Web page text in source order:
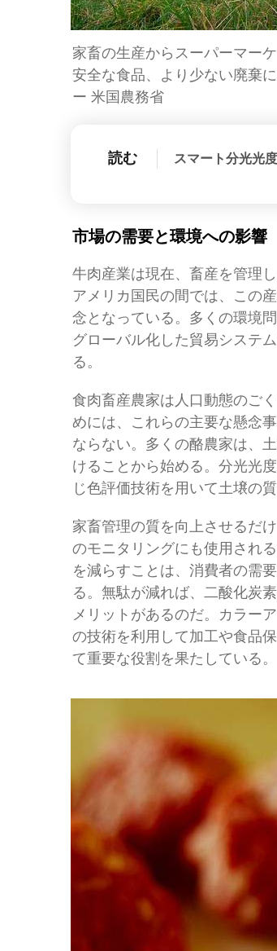
家畜の生産からスーパーマー
安全な食品、より少ない廃棄
ー 米国農務省
読む スマート分光光
市場の需要と環境への影響
牛肉産業は現在、畜産を管理
アメリカ国民の間では、この
念となっている。多くの環境
グローバル化した貿易システ
る。
食肉畜産農家は人口動態のご
めには、これらの主要な懸念
ならない。多くの酪農家は、
けることから始める。分光光
じ色評価技術を用いて土壌の
家畜管理の質を向上させるだ
のモニタリングにも使用され
を減らすことは、消費者の需
る。無駄が減れば、二酸化炭
メリットがあるのだ。カラー
の技術を利用して加工や食品
て重要な役割を果たしている。